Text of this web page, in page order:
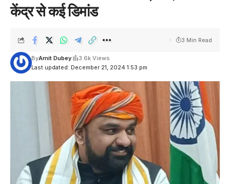
केंद्र से कई डिमांड
Last updated: December 21, 2024 1:53 pm
ByAmit Dubey 3.6k Views
3 Min Read